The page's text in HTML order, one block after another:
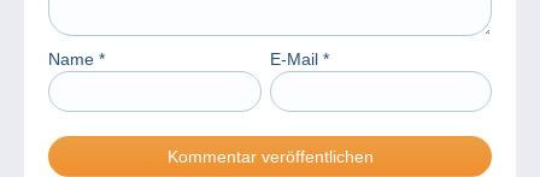
Name * E-Mail *